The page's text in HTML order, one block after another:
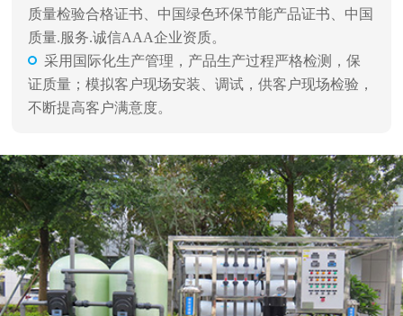
质量检验合格证书、中国绿色环保节能产品证书、中国
质量.服务.诚信AAA企业资质。
采用国际化生产管理，产品生产过程严格检测，保
证质量；模拟客户现场安装、调试，供客户现场检验，
不断提高客户满意度。